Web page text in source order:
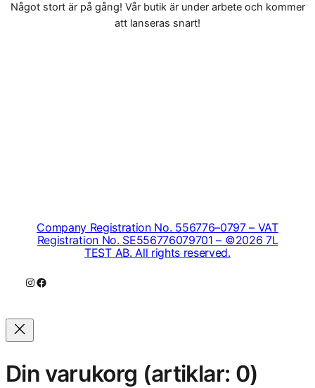
Något stort är på gång! Vår butik är under arbete och kommer
att lanseras snart!
Company Registration No. 556776–0797 – VAT
Registration No. SE556776079701 – ©2026 7L
TEST AB. All rights reserved.
Instagram
Facebook
Din varukorg (artiklar: 0)